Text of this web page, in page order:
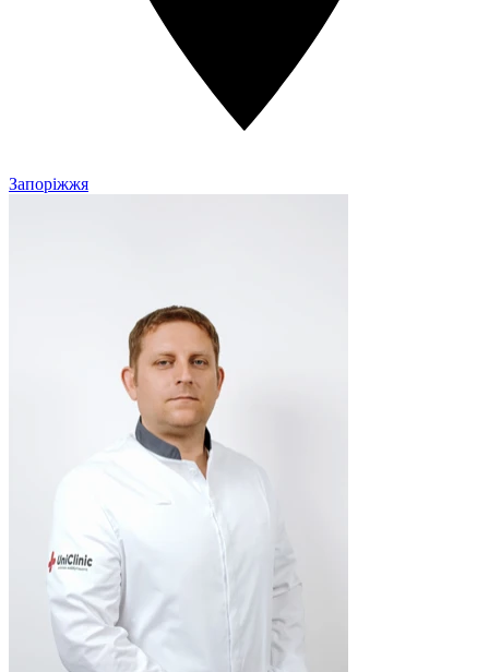
Запоріжжя